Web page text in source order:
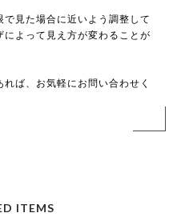
で見た場合に近いよう調整して
よって見え方が変わることが
ば、お気軽にお問い合わせく
ITEMS